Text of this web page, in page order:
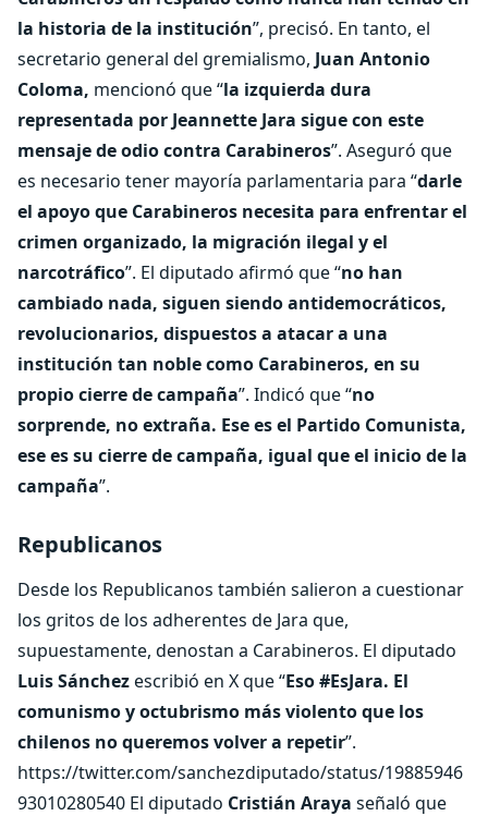
la historia de la institución”, precisó. En tanto, el
secretario general del gremialismo, Juan Antonio
Coloma, mencionó que “la izquierda dura
representada por Jeannette Jara sigue con este
mensaje de odio contra Carabineros”. Aseguró que
es necesario tener mayoría parlamentaria para “darle
el apoyo que Carabineros necesita para enfrentar el
crimen organizado, la migración ilegal y el
narcotráfico”. El diputado afirmó que “no han
cambiado nada, siguen siendo antidemocráticos,
revolucionarios, dispuestos a atacar a una
institución tan noble como Carabineros, en su
propio cierre de campaña”. Indicó que “no
sorprende, no extraña. Ese es el Partido Comunista,
ese es su cierre de campaña, igual que el inicio de la
campaña”.
Republicanos
Desde los Republicanos también salieron a cuestionar
los gritos de los adherentes de Jara que,
supuestamente, denostan a Carabineros. El diputado
Luis Sánchezescribió en X que “Eso #EsJara. El
comunismo y octubrismo más violento que los
chilenos no queremos volver a repetir”.
https://twitter.com/sanchezdiputado/status/19885946
93010280540 El diputado Cristián Araya señaló que